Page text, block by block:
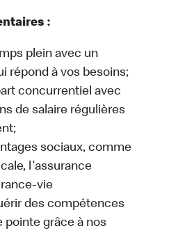
:
plein avec un
répond à vos besoins;
concurrentiel avec
de salaire régulières
sociaux, comme
l'assurance
vie
des compétences
grâce à nos